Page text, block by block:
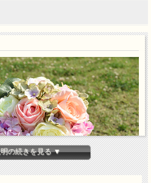
の続きを見る ▼